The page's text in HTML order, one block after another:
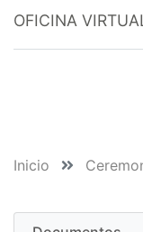
OFICINA
Inicio